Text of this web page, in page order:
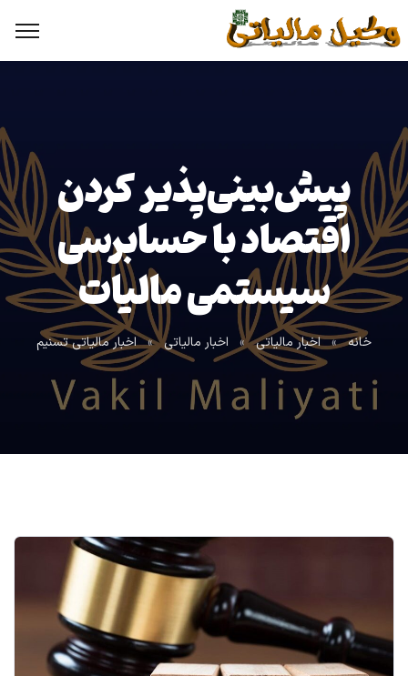
پیش‌بینی‌پذیر کردن
اقتصاد با حسابرسی
سیستمی مالیات
خانه » اخبار مالیاتی » اخبار مالیاتی » اخبار مالیاتی تسنیم